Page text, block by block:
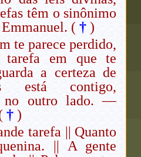
têm o sinônimo
(† )
te parece perdido,
tarefa em que te
a certeza de
está contigo,
no outro lado. —
† )
tarefa || Quanto
|| A gente